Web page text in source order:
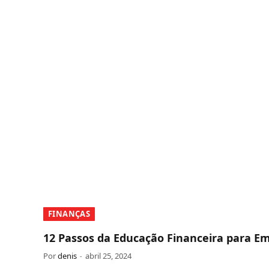
FINANÇAS
12 Passos da Educação Financeira para
Pordenis abril 25, 2024